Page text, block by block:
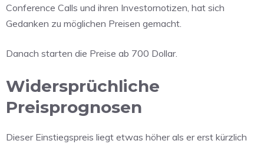
Conference Calls und ihren Investornotizen, hat sich
Gedanken zu möglichen Preisen gemacht.
Danach starten die Preise ab 700 Dollar.
Widersprüchliche
Preisprognosen
Dieser Einstiegspreis liegt etwas höher als er erst kürzlich